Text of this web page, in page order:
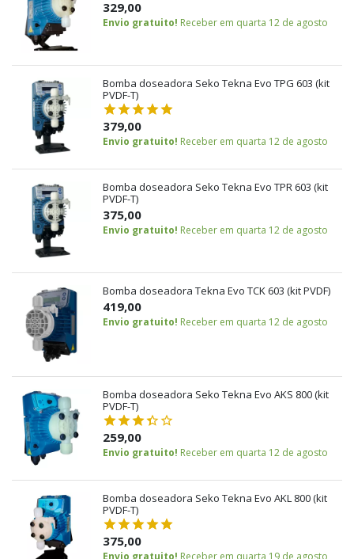
329,00
Envio gratuito! Receber em quarta 12 de agosto
Bomba doseadora Seko Tekna Evo TPG 603 (kit
PVDF-T)
379,00
Envio gratuito! Receber em quarta 12 de agosto
Bomba doseadora Seko Tekna Evo TPR 603 (kit
PVDF-T)
375,00
Envio gratuito! Receber em quarta 12 de agosto
Bomba doseadora Tekna Evo TCK 603 (kit PVDF)
419,00
Envio gratuito! Receber em quarta 12 de agosto
Bomba doseadora Seko Tekna Evo AKS 800 (kit
PVDF-T)
259,00
Envio gratuito! Receber em quarta 12 de agosto
Bomba doseadora Seko Tekna Evo AKL 800 (kit
PVDF-T)
375,00
Envio gratuito! Receber em quarta 19 de agosto